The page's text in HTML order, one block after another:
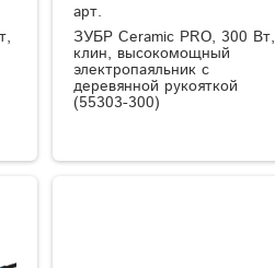
арт.
ЗУБР Ceramic PRO, 300 Вт,
клин, высокомощный
электропаяльник с
деревянной рукояткой
(55303-300)